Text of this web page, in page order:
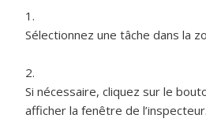
Sélectionnez une tâche dans la
Si nécessaire, cliquez sur le
afficher la fenêtre de l’inspecteur.